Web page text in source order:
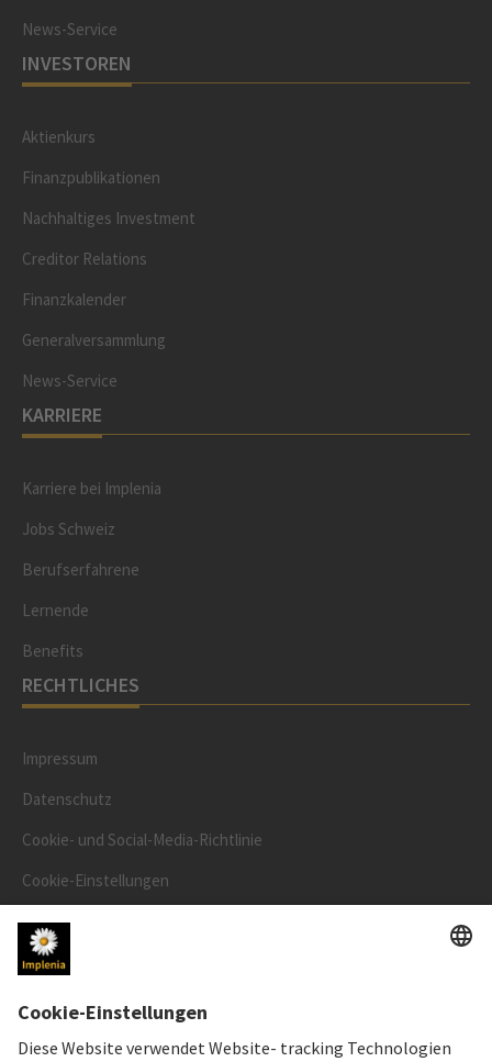
News-Service
INVESTOREN
Aktienkurs
Finanzpublikationen
Nachhaltiges Investment
Creditor Relations
Finanzkalender
Generalversammlung
News-Service
KARRIERE
Karriere bei Implenia
Jobs Schweiz
Berufserfahrene
Lernende
Benefits
RECHTLICHES
Impressum
Datenschutz
Cookie- und Social-Media-Richtlinie
Cookie-Einstellungen
Speak Up Line
AKTIENKURS
SWX: Implenia AG